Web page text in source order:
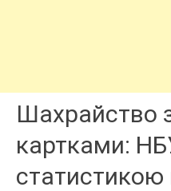
Шахрайство
картками: